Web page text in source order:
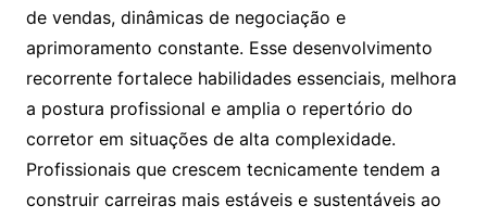
de vendas, dinâmicas de negociação e
aprimoramento constante. Esse desenvolvimento
recorrente fortalece habilidades essenciais, melhora
a postura profissional e amplia o repertório do
corretor em situações de alta complexidade.
Profissionais que crescem tecnicamente tendem a
construir carreiras mais estáveis e sustentáveis ao